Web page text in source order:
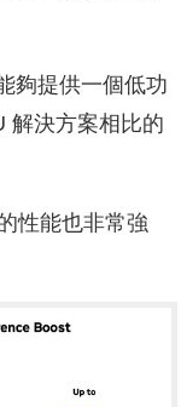
夠提供一個低功
解決方案相比的
性能也非常強